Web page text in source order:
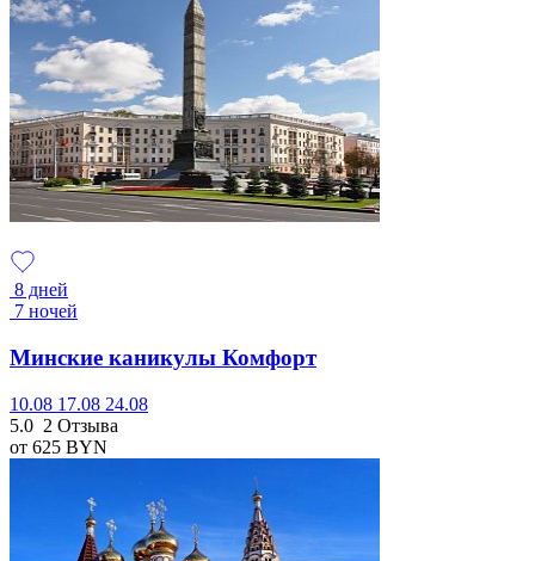
8 дней
7 ночей
Минские каникулы Комфорт
10.08 17.08 24.08
5.0 2 Отзыва
от 625 BYN